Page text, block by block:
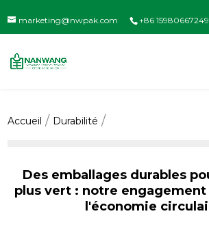
marketing@nwpak.com +86 15980667249
Accueil Durabilité
Des emballages durables
plus vert : notre
l'économie